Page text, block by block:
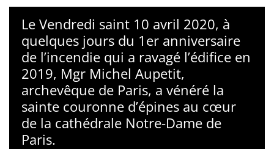
Le Vendredi saint 10 avril 2020, à
quelques jours du 1er anniversaire
de l’incendie qui a ravagé l’édifice en
2019, Mgr Michel Aupetit,
archevêque de Paris, a vénéré la
sainte couronne d’épines au cœur
de la cathédrale Notre-Dame de
Paris.